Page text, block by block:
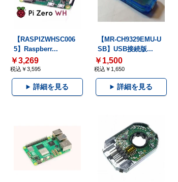
【RASPIZWHSC006
5】Raspberr...
￥3,269
税込￥3,595
詳細を見る
【MR-CH9329EMU-U
SB】USB接続版...
￥1,500
税込￥1,650
詳細を見る